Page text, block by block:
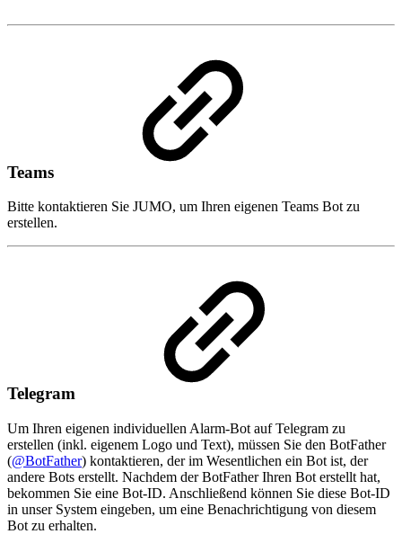
Teams
Bitte kontaktieren Sie JUMO, um Ihren eigenen Teams Bot zu
erstellen.
Telegram
Um Ihren eigenen individuellen Alarm-Bot auf Telegram zu
erstellen (inkl. eigenem Logo und Text), müssen Sie den BotFather
(@BotFather) kontaktieren, der im Wesentlichen ein Bot ist, der
andere Bots erstellt. Nachdem der BotFather Ihren Bot erstellt hat,
bekommen Sie eine Bot-ID. Anschließend können Sie diese Bot-ID
in unser System eingeben, um eine Benachrichtigung von diesem
Bot zu erhalten.